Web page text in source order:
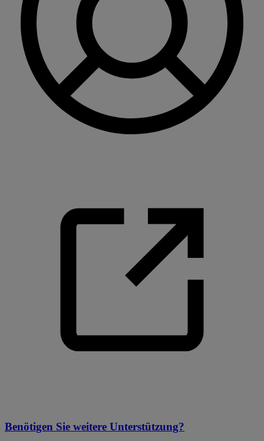
Benötigen Sie weitere Unterstützung?